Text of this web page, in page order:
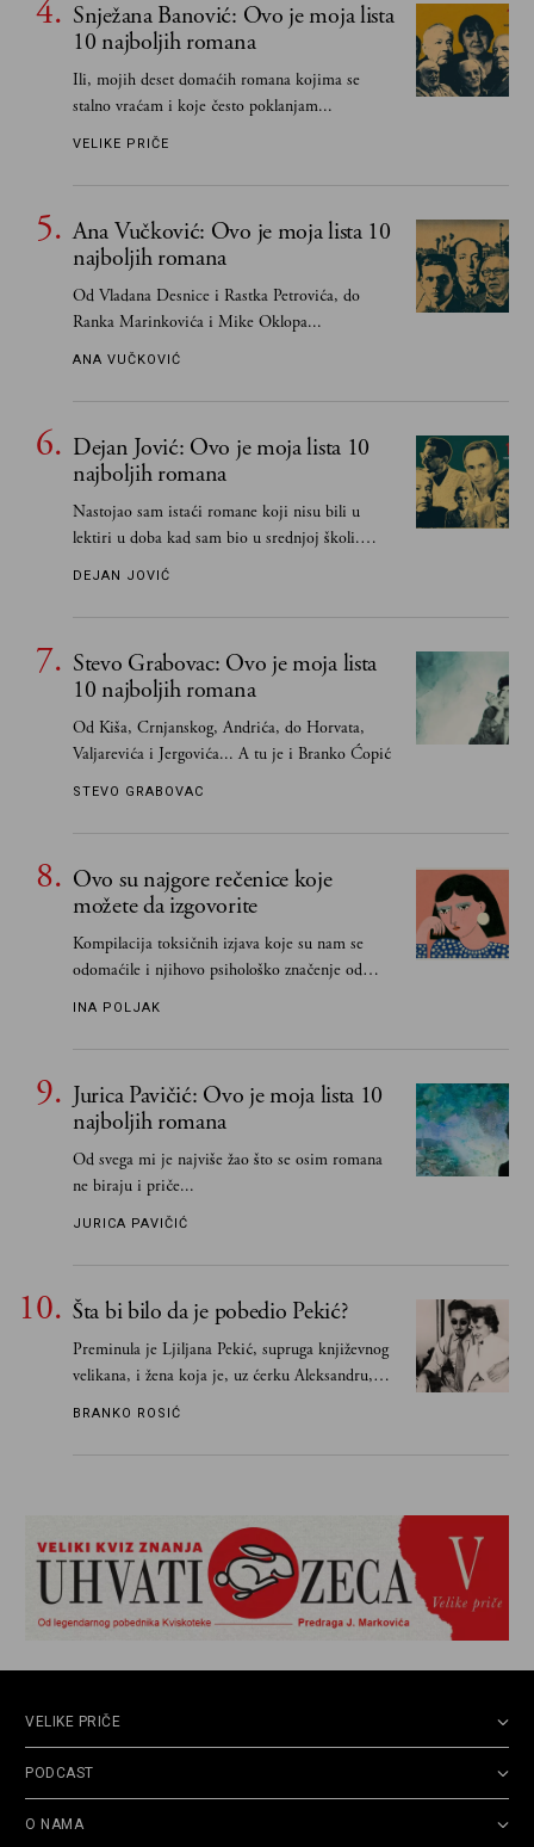
Snježana Banović: Ovo je moja lista
10 najboljih romana
Ili, mojih deset domaćih romana kojima se
stalno vraćam i koje često poklanjam...
VELIKE PRIČE
Ana Vučković: Ovo je moja lista 10
najboljih romana
Od Vladana Desnice i Rastka Petrovića, do
Ranka Marinkovića i Mike Oklopa...
ANA VUČKOVIĆ
Dejan Jović: Ovo je moja lista 10
najboljih romana
Nastojao sam istaći romane koji nisu bili u
lektiri u doba kad sam bio u srednjoj školi.
Smatrao sam da su "klasici" već dovoljno
DEJAN JOVIĆ
Stevo Grabovac: Ovo je moja lista
10 najboljih romana
Od Kiša, Crnjanskog, Andrića, do Horvata,
Valjarevića i Jergovića... A tu je i Branko Ćopić
STEVO GRABOVAC
Ovo su najgore rečenice koje
možete da izgovorite
Kompilacija toksičnih izjava koje su nam se
odomaćile i njihovo psihološko značenje od
INA POLJAK
Jurica Pavičić: Ovo je moja lista 10
najboljih romana
Od svega mi je najviše žao što se osim romana
ne biraju i priče...
JURICA PAVIČIĆ
Šta bi bilo da je pobedio Pekić?
Preminula je Ljiljana Pekić, supruga književnog
velikana, i žena koja je, uz ćerku Aleksandru,
vodila računa o zaostavštini pisca. Ovu priču o
BRANKO ROSIĆ
VELIKE PRIČE
PODCAST
O NAMA